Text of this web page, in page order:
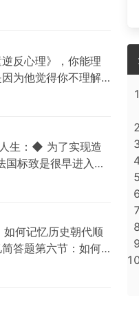
姐姐”栏目，被广大
的和力，影响着一代
反心理》，你能理
为他觉得你不理解
理解孩子的心理，
Chachamu），国际
生：◆ 为了实现造
标致是很早进入中
、败也赛车，它旗
何记忆历史朝代顺
答题第六节：如何
码法喜欢的猜友可
交流，严禁商用！